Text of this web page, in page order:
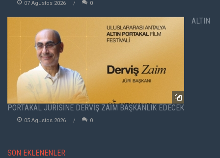
07 Agustos 2026 0
ALTIN
PORTAKAL JÜRİSİNE DERVİŞ ZAİM BAŞKANLIK EDECEK
05 Agustos 2026 0
SON EKLENENLER